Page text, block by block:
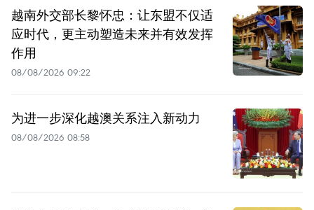
越南外交部长黎怀忠：让东盟不仅适
应时代，更主动塑造未来并有效发挥
作用
08/08/2026 09:22
为进一步深化越澳关系注入新动力
08/08/2026 08:58